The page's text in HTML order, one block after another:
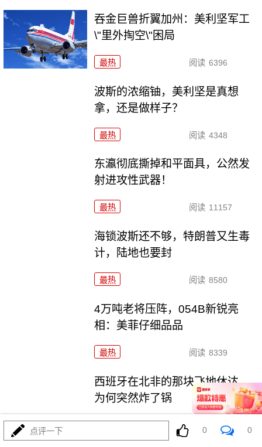
吞金巨兽折翼加州：美利坚军工
\"里外掏空\"困局
最热 阅读 6396
波斯的浓缩铀，美利坚是真想
拿，还是做样子？
最热 阅读 4348
东瀛彻底撕掉和平面具，公然发
射进攻性武器！
最热 阅读 11157
海锁波斯还不够，特朗普又生毒
计，陆地也要封
最热 阅读 8580
4万吨老将压阵，054B新锐亮
相：美菲仔细品品
最热 阅读 8339
西班牙在北非的那块飞地休达，
为何突然炸了锅
阅读 3965
点评一下 0 0